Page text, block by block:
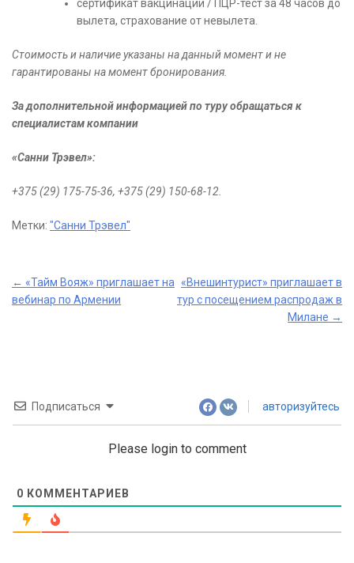
сертификат вакцинации / ПЦР-тест за 48 часов до
вылета, страхование от невылета.
Стоимость и наличие указаны на данный момент и не
гарантированы на момент бронирования.
За дополнительной информацией по туру обращаться к
специалистам компании
«Санни Трэвел»:
+375 (29) 175-75-36, +375 (29) 150-68-12.
Метки: "Санни Трэвел"
Post
← «Тайм Вояж» приглашает на
вебинар по Армении
«Внешинтурист» приглашает в
тур с посещением распродаж в
Милане →
Подписаться авторизуйтесь
Please login to comment
0 КОММЕНТАРИЕВ